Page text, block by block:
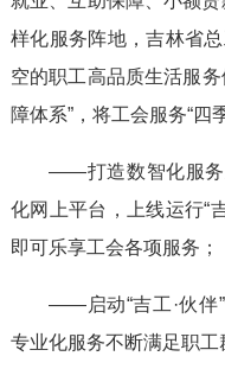
样化服务阵地，吉林省
空的职工高品质生活服
障体系”，将工会服务“四
——打造数智化服务
化网上平台，上线运行“
即可乐享工会各项服务；
——启动“吉工·伙伴
专业化服务不断满足职工